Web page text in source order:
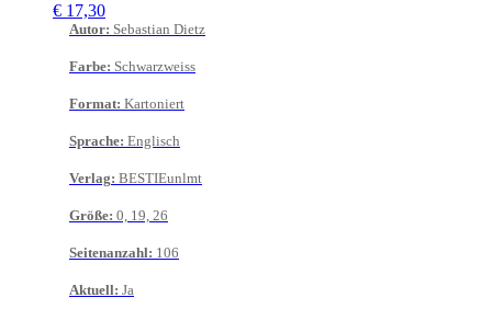
€ 17,30
Autor: Sebastian Dietz
Farbe: Schwarzweiss
Format: Kartoniert
Sprache: Englisch
Verlag: BESTIEunlmt
Größe: 0, 19, 26
Seitenanzahl: 106
Aktuell: Ja